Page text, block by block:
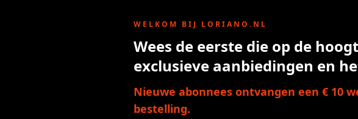
WELKOM BIJ LORIANO.NL
Wees de eerste die op de
exclusieve aanbiedingen en
Nieuwe abonnees ontvangen een € 10
bestelling.